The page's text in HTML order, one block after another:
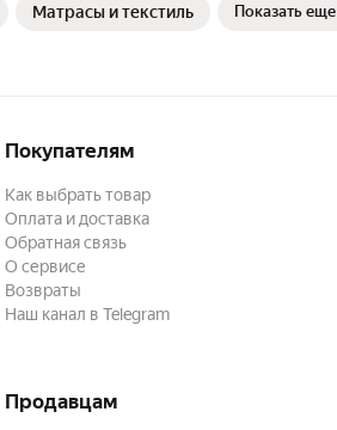
Матрасы и текстиль Показать еще
Покупателям
Как выбрать товар
Оплата и доставка
Обратная связь
О сервисе
Возвраты
Наш канал в Telegram
Продавцам